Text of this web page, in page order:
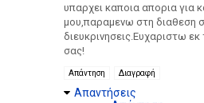
υπαρχει καποια απορια για
μου,παραμενω στη διαθεση
διευκρινησεις.Ευχαριστω
σας!
Απάντηση Διαγραφή
Απαντήσεις